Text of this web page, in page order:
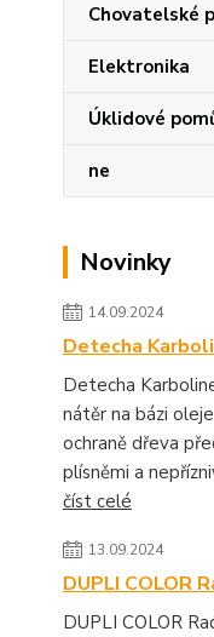
Chovatelské
Elektronika
Úklidové
ne
Novinky
14.09.2024
Detecha
Detecha
nátěr na bázi
ochraně dřeva
plísněmi a
číst celé
13.09.2024
DUPLI COLOR
DUPLI COLOR